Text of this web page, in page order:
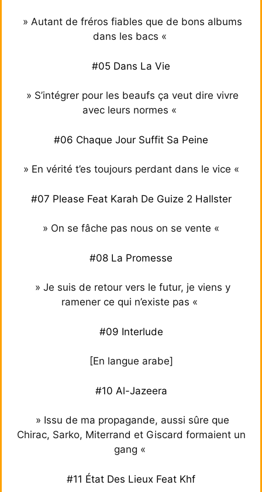
» Autant de fréros fiables que de bons albums
dans les bacs «
#05 Dans La Vie
» S’intégrer pour les beaufs ça veut dire vivre
avec leurs normes «
#06 Chaque Jour Suffit Sa Peine
» En vérité t’es toujours perdant dans le vice «
#07 Please Feat Karah De Guize 2 Hallster
» On se fâche pas nous on se vente «
#08 La Promesse
» Je suis de retour vers le futur, je viens y
ramener ce qui n’existe pas «
#09 Interlude
[En langue arabe]
#10 Al-Jazeera
» Issu de ma propagande, aussi sûre que
Chirac, Sarko, Miterrand et Giscard formaient un
gang «
#11 État Des Lieux Feat Khf